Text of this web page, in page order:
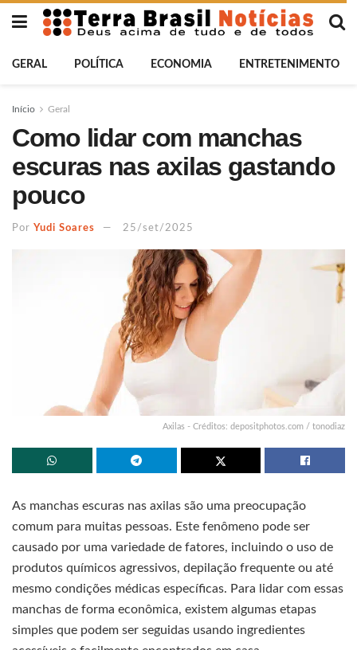
GERAL POLÍTICA ECONOMIA ENTRETENIMENTO
Início Geral
Como lidar com manchas
escuras nas axilas gastando
pouco
Por Yudi Soares 25/set/2025
Axilas - Créditos: depositphotos.com / tonodiaz
As manchas escuras nas axilas são uma preocupação
comum para muitas pessoas. Este fenômeno pode ser
causado por uma variedade de fatores, incluindo o uso de
produtos químicos agressivos, depilação frequente ou até
mesmo condições médicas específicas. Para lidar com essas
manchas de forma econômica, existem algumas etapas
simples que podem ser seguidas usando ingredientes